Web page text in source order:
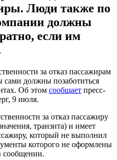
Люди также по
должны
если им
за отказ пассажирам
сами должны позаботиться
Об этом сообщает пресс-
9 июля.
за отказ пассажиру
транзита) и имеет
который не выполнил
которого не оформлены
сообщении.